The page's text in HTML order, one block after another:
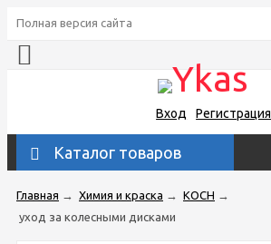
Полная версия сайта
Вход Регистрация
Каталог товаров
Главная → Химия и краска → KOCH →
уход за колесными дисками